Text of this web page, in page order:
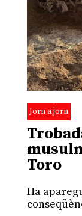
Jorn a jorn
Toro
Ha